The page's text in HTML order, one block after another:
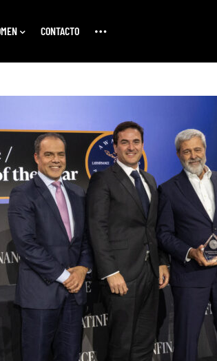
CONTACTO